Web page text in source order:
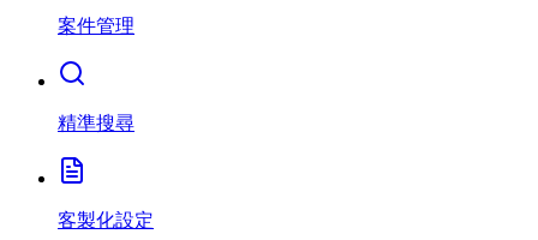
案件管理
精準搜尋
客製化設定